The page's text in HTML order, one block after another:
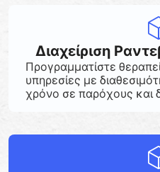
Διαχείριση
Προγραμματίστε
υπηρεσίες με
χρόνο σε παρόχους και